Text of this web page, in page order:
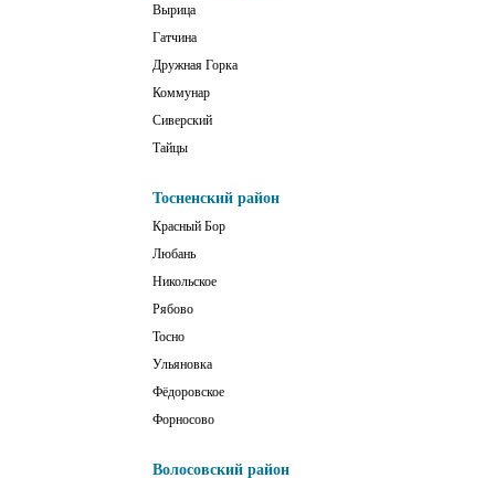
Вырица
Гатчина
Дружная Горка
Коммунар
Сиверский
Тайцы
Тосненский район
Красный Бор
Любань
Никольское
Рябово
Тосно
Ульяновка
Фёдоровское
Форносово
Волосовский район